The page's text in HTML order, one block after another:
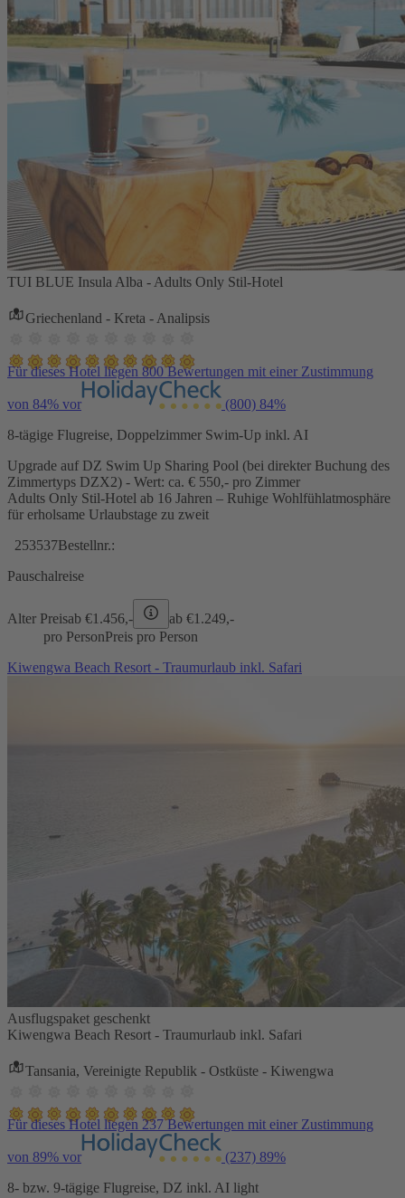
TUI BLUE Insula Alba - Adults Only Stil-Hotel
Griechenland - Kreta - Analipsis
Für dieses Hotel liegen 800 Bewertungen mit einer Zustimmung
von 84% vor (800) 84%
8-tägige Flugreise, Doppelzimmer Swim-Up inkl. AI
Upgrade auf DZ Swim Up Sharing Pool (bei direkter Buchung des
Zimmertyps DZX2) - Wert: ca. € 550,- pro Zimmer
Adults Only Stil-Hotel ab 16 Jahren – Ruhige Wohlfühlatmosphäre
für erholsame Urlaubstage zu zweit
253537Bestellnr.:
Pauschalreise
Alter Preisab €1.456,- ab €1.249,-
pro PersonPreis pro Person
Kiwengwa Beach Resort - Traumurlaub inkl. Safari
Ausflugspaket geschenkt
Kiwengwa Beach Resort - Traumurlaub inkl. Safari
Tansania, Vereinigte Republik - Ostküste - Kiwengwa
Für dieses Hotel liegen 237 Bewertungen mit einer Zustimmung
von 89% vor (237) 89%
8- bzw. 9-tägige Flugreise, DZ inkl. AI light